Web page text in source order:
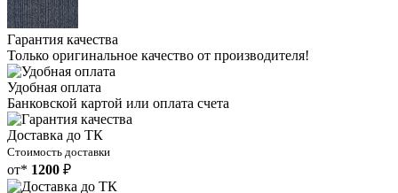
Гарантия качества
Только оригинальное качество от производителя!
Удобная оплата
Банковской картой или оплата счета
Доставка до ТК
Стоимость доставки
от* 1200 ₽